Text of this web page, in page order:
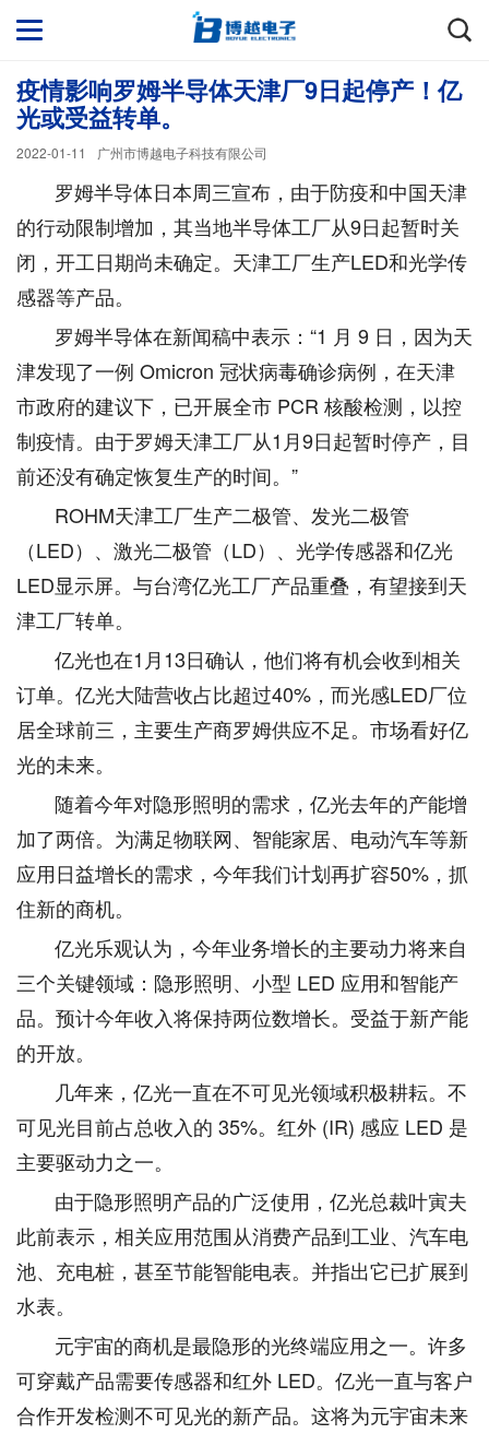
疫情影响罗姆半导体天津厂9日起停产！亿
光或受益转单。
2022-01-11 广州市博越电子科技有限公司
罗姆半导体日本周三宣布，由于防疫和中国天津
的行动限制增加，其当地半导体工厂从9日起暂时关
闭，开工日期尚未确定。天津工厂生产LED和光学传
感器等产品。
罗姆半导体在新闻稿中表示：“1 月 9 日，因为天
津发现了一例 Omicron 冠状病毒确诊病例，在天津
市政府的建议下，已开展全市 PCR 核酸检测，以控
制疫情。由于罗姆天津工厂从1月9日起暂时停产，目
前还没有确定恢复生产的时间。”
ROHM天津工厂生产二极管、发光二极管
（LED）、激光二极管（LD）、光学传感器和亿光
LED显示屏。与台湾亿光工厂产品重叠，有望接到天
津工厂转单。
亿光也在1月13日确认，他们将有机会收到相关
订单。亿光大陆营收占比超过40%，而光感LED厂位
居全球前三，主要生产商罗姆供应不足。市场看好亿
光的未来。
随着今年对隐形照明的需求，亿光去年的产能增
加了两倍。为满足物联网、智能家居、电动汽车等新
应用日益增长的需求，今年我们计划再扩容50%，抓
住新的商机。
亿光乐观认为，今年业务增长的主要动力将来自
三个关键领域：隐形照明、小型 LED 应用和智能产
品。预计今年收入将保持两位数增长。受益于新产能
的开放。
几年来，亿光一直在不可见光领域积极耕耘。不
可见光目前占总收入的 35%。红外 (IR) 感应 LED 是
主要驱动力之一。
由于隐形照明产品的广泛使用，亿光总裁叶寅夫
此前表示，相关应用范围从消费产品到工业、汽车电
池、充电桩，甚至节能智能电表。并指出它已扩展到
水表。
元宇宙的商机是最隐形的光终端应用之一。许多
可穿戴产品需要传感器和红外 LED。亿光一直与客户
合作开发检测不可见光的新产品。这将为元宇宙未来